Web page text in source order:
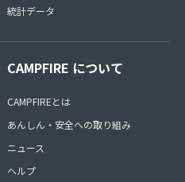
統計データ
CAMPFIRE について
CAMPFIREとは
あんしん・安全への取り組み
ニュース
ヘルプ